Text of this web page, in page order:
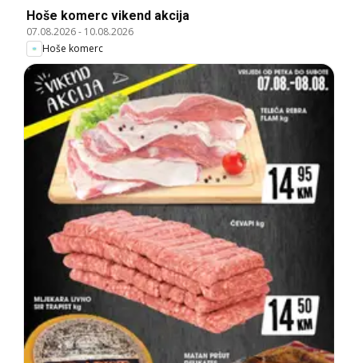
Hoše komerc vikend akcija
07.08.2026- 10.08.2026
Hoše komerc